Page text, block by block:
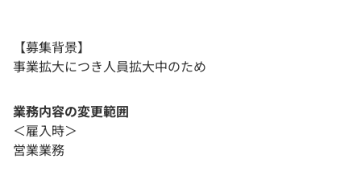
【募集背景】
事業拡大につき人員拡大中のため
業務内容の変更範囲
＜雇入時＞
営業業務